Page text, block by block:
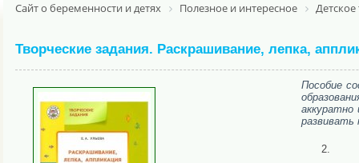
Сайт о беременности и детях Полезное и интересное Детское
Творческие задания. Раскрашивание, лепка,
Пособие
развивать
2.